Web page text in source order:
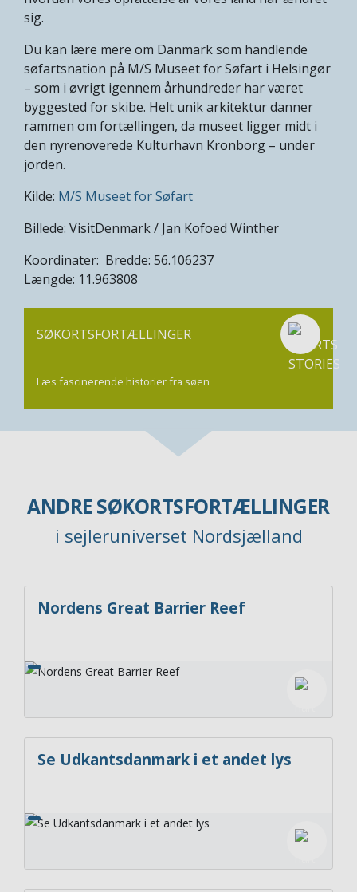
sig.
Du kan lære mere om Danmark som handlende
søfartsnation på M/S Museet for Søfart i Helsingør
– som i øvrigt igennem århundreder har været
byggested for skibe. Helt unik arkitektur danner
rammen om fortællingen, da museet ligger midt i
den nyrenoverede Kulturhavn Kronborg – under
jorden.
Kilde: M/S Museet for Søfart
Billede: VisitDenmark / Jan Kofoed Winther
Koordinater: Bredde: 56.106237
Længde: 11.963808
SØKORTSFORTÆLLINGER
Læs fascinerende historier fra søen
ANDRE SØKORTSFORTÆLLINGER
i sejleruniverset Nordsjælland
Nordens Great Barrier Reef
Se Udkantsdanmark i et andet lys